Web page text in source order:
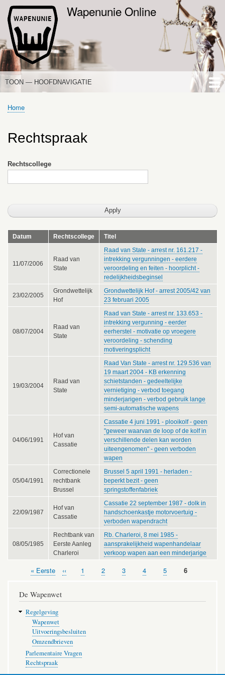
Overslaan
en
Wapenunie Online
HOOFDNAVIGATIE
TOON — HOOFDNAVIGATIE
HOME
NIEUWS
DE WAPENWET
STANDPUNTEN
PORTALEN
OVER WAPENUNIE
Kruimelpad
Home
Rechtspraak
Rechtscollege
Datum Rechtscollege Titel
11/07/2006
Raad van
State
Raad van State - arrest nr. 161.217 -
intrekking vergunningen - eerdere
veroordeling en feiten - hoorplicht -
redelijkheidsbeginsel
23/02/2005
Grondwettelijk
Hof
Grondwettelijk Hof - arrest 2005/42 van
23 februari 2005
08/07/2004
Raad van
State
Raad van State - arrest nr. 133.653 -
intrekking vergunning - eerder
eerherstel - motivatie op vroegere
veroordeling - schending
motiveringsplicht
19/03/2004
Raad van
State
Raad Van State - arrest nr. 129.536 van
19 maart 2004 - KB erkenning
schietstanden - gedeeltelijke
vernietiging - verbod toegang
minderjarigen - verbod gebruik lange
semi-automatische wapens
04/06/1991
Hof van
Cassatie
Cassatie 4 juni 1991 - plooikolf - geen
"geweer waarvan de loop of de kolf in
verschillende delen kan worden
uiteengenomen" - geen verboden
wapen
05/04/1991
Correctionele
rechtbank
Brussel
Brussel 5 april 1991 - herladen -
beperkt bezit - geen
springstoffenfabriek
22/09/1987
Hof van
Cassatie
Cassatie 22 september 1987 - dolk in
handschoenkastje motorvoertuig -
verboden wapendracht
08/05/1985
Rechtbank van
Eerste Aanleg
Charleroi
Rb. Charleroi, 8 mei 1985 -
aansprakelijkheid wapenhandelaar
verkoop wapen aan een minderjarige
Paginering
Eerste
« Eerste
Vorige
‹‹ Pagina
1 Pagina
2 Pagina
3 Pagina
4 Pagina
5 Pagina
6
De Wapenwet
Regelgeving
Wapenwet
Uitvoeringsbesluiten
Omzendbrieven
Parlementaire Vragen
Rechtspraak